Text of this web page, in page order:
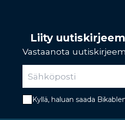
Liity
Vastaanota
Kyllä, haluan saada